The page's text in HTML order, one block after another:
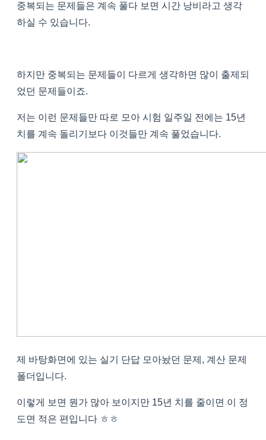
중복되는 문제들은 계속 풀다 보면 시간 낭비라고 생각
하실 수 있습니다.
하지만 중복되는 문제들이 다르게 생각하면 많이 출제되
었던 문제들이죠.
저는 이런 문제들만 따로 모아 시험 일주일 전에는 15년
치를 계속 돌리기보다 이것들만 계속 풀었습니다.
제 바탕화면에 있는 실기 단답 모아놨던 문제, 계산 문제
폴더입니다.
이렇게 보면 뭔가 많아 보이지만 15년 치를 줄이면 이 정
도면 적은 편입니다 ㅎㅎ